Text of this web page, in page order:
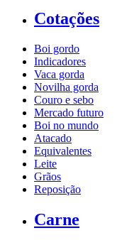
Cotações
Boi gordo
Indicadores
Vaca gorda
Novilha gorda
Couro e sebo
Mercado futuro
Boi no mundo
Atacado
Equivalentes
Leite
Grãos
Reposição
Carne